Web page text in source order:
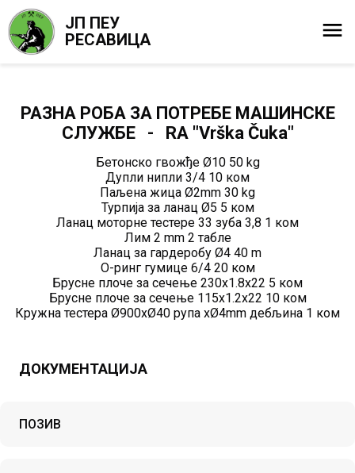
ЈП ПЕУ
РЕСАВИЦА
РАЗНА РОБА ЗА ПОТРЕБЕ МАШИНСКЕ
СЛУЖБЕ - RA "Vrška Čuka"
Бетонско гвожђе Ø10 50 kg
Дупли нипли 3/4 10 ком
Паљена жица Ø2mm 30 kg
Турпија за ланац Ø5 5 ком
Ланац моторне тестере 33 зуба 3,8 1 ком
Лим 2 mm 2 табле
Ланац за гардеробу Ø4 40 m
О-ринг гумице 6/4 20 ком
Брусне плоче за сечење 230x1.8x22 5 ком
Брусне плоче за сечење 115x1.2x22 10 ком
Кружна тестера Ø900xØ40 рупа xØ4mm дебљина 1 ком
ДОКУМЕНТАЦИЈА
ПОЗИВ